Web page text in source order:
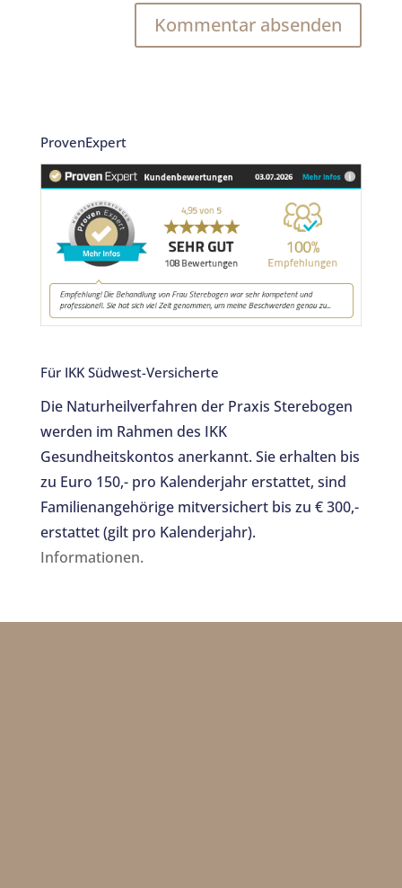
ProvenExpert
Für IKK Südwest-Versicherte
Die Naturheilverfahren der Praxis Sterebogen
werden im Rahmen des IKK
Gesundheitskontos anerkannt. Sie erhalten bis
zu Euro 150,- pro Kalenderjahr erstattet, sind
Familienangehörige mitversichert bis zu € 300,-
erstattet (gilt pro Kalenderjahr).
Informationen.